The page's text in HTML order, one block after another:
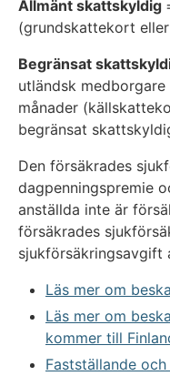
Allmänt skattskyldig
(grundskattekort
Begränsat
utländsk
månader
begränsat
Den försäkrades
dagpenningspremie
anställda inte är
försäkrades
sjukförsäkringsavgift
Läs mer om
Läs mer om
kommer till
Fastställande